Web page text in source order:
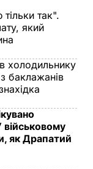
так".
який
холодильнику
баклажанів
як Драпатий